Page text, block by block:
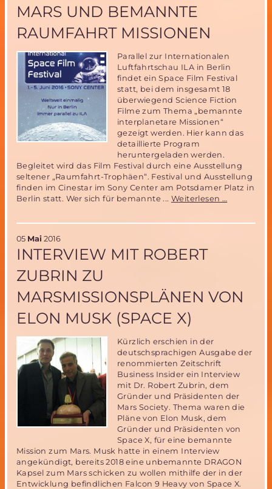
e.V.
MARS UND BEMANNTE
RAUMFAHRT MISSIONEN
Parallel zur Internationalen
Luftfahrtschau ILA in Berlin
findet ein Space Film Festival
statt, bei dem insgesamt 18
überwiegend Science Fiction
Filme zum Thema „bemannte
interplanetare Missionen“
gezeigt werden. Hier kann das
detaillierte Program
heruntergeladen werden.
Begleitet wird das Film Festival durch eine Ausstellung
seltener „Raumfahrt-Trophäen“. Festival und Ausstellung
finden im Cinestar im Sony Center am Potsdamer Platz in
Berlin statt. Wer sich für bemannte ... Weiterlesen …
und
05 Mai 2016
INTERVIEW MIT ROBERT
ZUBRIN ZU
MARSMISSIONSPLÄNEN VON
ELON MUSK (SPACE X)
Kürzlich erschien in der
deutschsprachigen Ausgabe der
renommierten Zeitschrift
Business Insider ein Interview
mit Dr. Robert Zubrin, dem
Gründer und Präsidenten der
Mars Society. Thema waren die
Pläne von Elon Musk, dem
Gründer und Präsidenten von
Space X, für eine bemannte
Mission zum Mars. Musk hatte in einem Interview
angekündigt, bereits 2018 eine unbemannte DRAGON
Kapsel zum Mars schicken zu wollen mithilfe der in der
Entwicklung befindlichen Falcon 9 Heavy von Space X.